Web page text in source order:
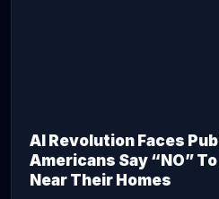
AI Revolution Faces
Americans Say “NO”
Near Their Homes